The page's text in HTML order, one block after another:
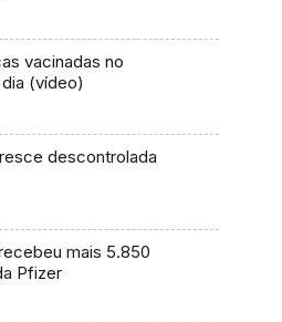
vacinadas no
(vídeo)
descontrolada
mais 5.850
Pfizer